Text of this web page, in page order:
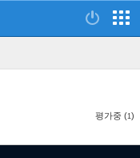
평가중 (1)